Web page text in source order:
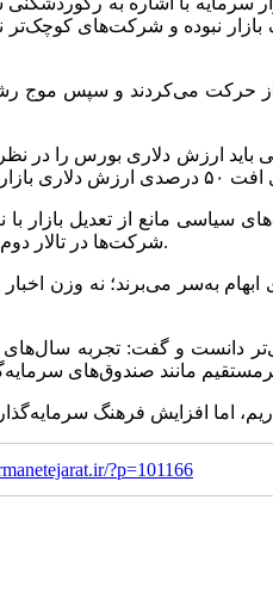
نبوده و شرکت‌های کوچک‌تر
حرکت می‌کردند و سپس موج
سیاسی مانع از تعدیل
شرکت‌ها در تالار دوم، به‌ویژه برای صنایع پتروشیمی و فولادی، بورس توانست فاصله خود را تا حدودی با نرخ ارز جبران کند.
به‌سر می‌برند؛ نه وزن
دانست و گفت: تجربه سال‌های
?p=101166